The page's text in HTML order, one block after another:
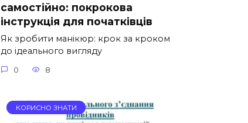
самостійно: покрокова
інструкція для початківців
Як зробити манікюр: крок за кроком
до ідеального вигляду
0 8
КОРИСНО ЗНАТИ